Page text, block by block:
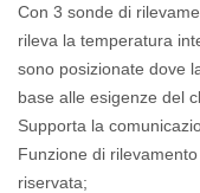
Con 3 sonde di
rileva la temperatura
sono posizionate dove
base alle esigenze del
Supporta la
Funzione di
riservata;